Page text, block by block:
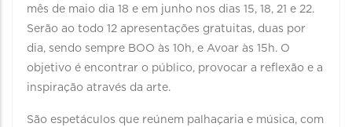
mês de maio dia 18 e em junho nos dias 15, 18, 21 e 22.
Serão ao todo 12 apresentações gratuitas, duas por
dia, sendo sempre BOO às 10h, e Avoar às 15h. O
objetivo é encontrar o público, provocar a reflexão e a
inspiração através da arte.
São espetáculos que reúnem palhaçaria e música, com